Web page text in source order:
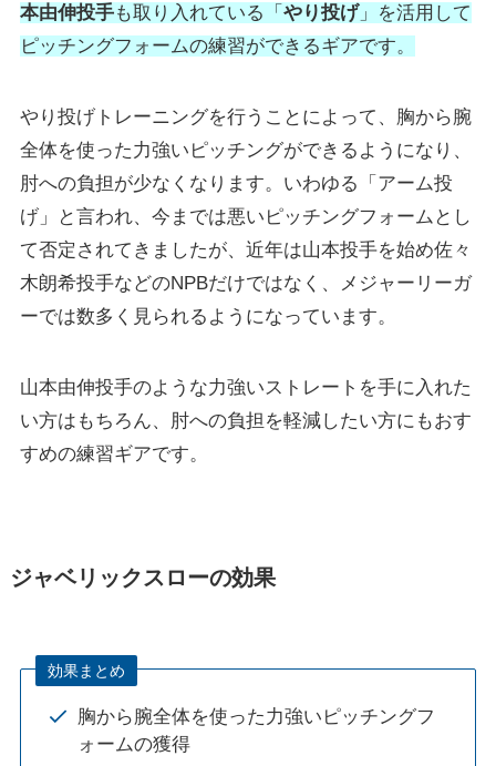
本由伸投手も取り入れている「 やり投げ」を活用して
ピッチングフォームの練習ができるギアです。
やり投げトレーニングを行うことによって、胸から腕
全体を使った力強いピッチングができるようになり、
肘への負担が少なくなります。いわゆる「アーム投
げ」と言われ、今までは悪いピッチングフォームとし
て否定されてきましたが、近年は山本投手を始め佐々
木朗希投手などのNPBだけではなく、メジャーリーガ
ーでは数多く見られるようになっています。
山本由伸投手のような力強いストレートを手に入れた
い方はもちろん、肘への負担を軽減したい方にもおす
すめの練習ギアです。
ジャベリックスローの効果
効果まとめ
胸から腕全体を使った力強いピッチングフ
ォームの獲得